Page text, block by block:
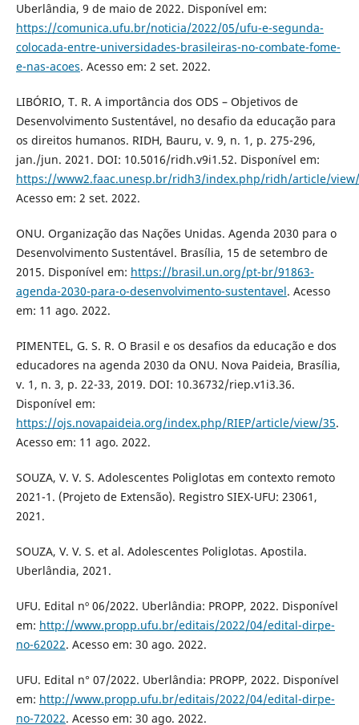
Uberlândia, 9 de maio de 2022. Disponível em:
https://comunica.ufu.br/noticia/2022/05/ufu-e-segunda-
colocada-entre-universidades-brasileiras-no-combate-fome-
e-nas-acoes. Acesso em: 2 set. 2022.
LIBÓRIO, T. R. A importância dos ODS – Objetivos de
Desenvolvimento Sustentável, no desafio da educação para
os direitos humanos. RIDH, Bauru, v. 9, n. 1, p. 275-296,
jan./jun. 2021. DOI: 10.5016/ridh.v9i1.52. Disponível em:
https://www2.faac.unesp.br/ridh3/index.php/ridh/article/
Acesso em: 2 set. 2022.
ONU. Organização das Nações Unidas. Agenda 2030 para o
Desenvolvimento Sustentável. Brasília, 15 de setembro de
2015. Disponível em: https://brasil.un.org/pt-br/91863-
agenda-2030-para-o-desenvolvimento-sustentavel. Acesso
em: 11 ago. 2022.
PIMENTEL, G. S. R. O Brasil e os desafios da educação e dos
educadores na agenda 2030 da ONU. Nova Paideia, Brasília,
v. 1, n. 3, p. 22-33, 2019. DOI: 10.36732/riep.v1i3.36.
Disponível em:
https://ojs.novapaideia.org/index.php/RIEP/article/view/35.
Acesso em: 11 ago. 2022.
SOUZA, V. V. S. Adolescentes Poliglotas em contexto remoto
2021-1. (Projeto de Extensão). Registro SIEX-UFU: 23061,
2021.
SOUZA, V. V. S. et al. Adolescentes Poliglotas. Apostila.
Uberlândia, 2021.
UFU. Edital nº 06/2022. Uberlândia: PROPP, 2022. Disponível
em: http://www.propp.ufu.br/editais/2022/04/edital-dirpe-
no-62022. Acesso em: 30 ago. 2022.
UFU. Edital n° 07/2022. Uberlândia: PROPP, 2022. Disponível
em: http://www.propp.ufu.br/editais/2022/04/edital-dirpe-
no-72022. Acesso em: 30 ago. 2022.